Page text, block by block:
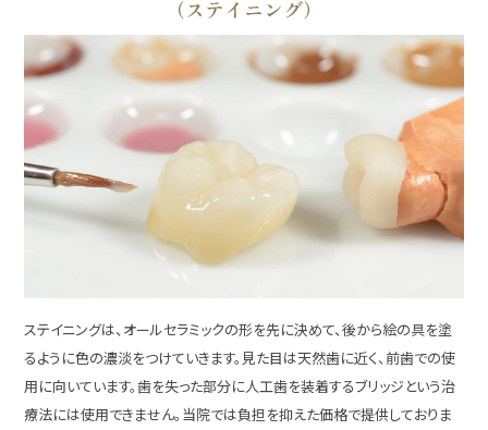
（ステイニング）
ステイニングは、オールセラミックの形を先に決めて、後から絵の具を塗
るように色の濃淡をつけていきます。見た目は天然歯に近く、前歯での使
用に向いています。歯を失った部分に人工歯を装着するブリッジという治
療法には使用できません。当院では負担を抑えた価格で提供しておりま